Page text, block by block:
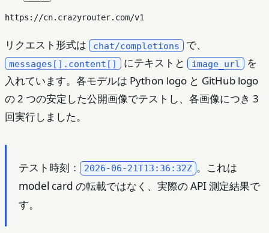
リクエスト形式は chat/completions で、
messages[].content[] にテキストと image_url
を
入れています。各モデルは Python logo と GitHub logo
の 2 つの安定した公開画像でテストし、各画像につき 3
回実行しました。
テスト時刻： 2026-06-21T13:36:32Z 。これは
model card の転載ではなく、実際の API 測定結果で
す。